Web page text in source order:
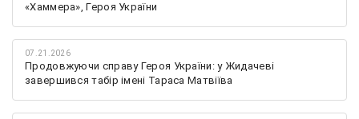
«Хаммера», Героя України
07.21.2026
Продовжуючи справу Героя України: у Жидачеві
завершився табір імені Тараса Матвіїва